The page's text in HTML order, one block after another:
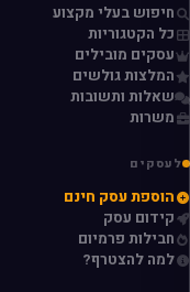
חיפוש בעלי מקצוע
כל הקטגוריות
עסקים מובילים
המלצות גולשים
שאלות ותשובות
משרות
לעסקים
הוספת עסק חינם
קידום עסק
חבילות פרמיום
למה להצטרף?